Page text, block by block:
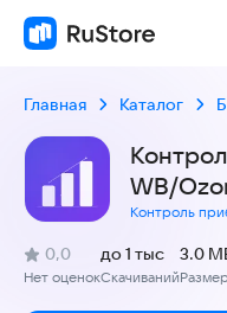
Главная Каталог
WB/
Контроль
Рейтинг:
0,0
(
Нет оценок
)
Скачиваний
до 1 тыс
Размер
3.0